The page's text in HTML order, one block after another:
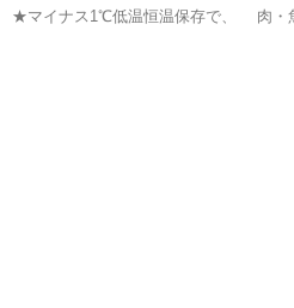
★マイナス1℃低温恒温保存で、 肉・